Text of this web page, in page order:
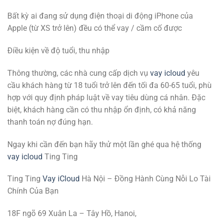
Bất kỳ ai đang sử dụng điện thoại di động iPhone của
Apple (từ XS trở lên) đều có thể vay / cầm cố được
Điều kiện về độ tuổi, thu nhập
Thông thường, các nhà cung cấp dịch vụ vay icloud yêu
cầu khách hàng từ 18 tuổi trở lên đến tối đa 60-65 tuổi, phù
hợp với quy định pháp luật về vay tiêu dùng cá nhân. Đặc
biệt, khách hàng cần có thu nhập ổn định, có khả năng
thanh toán nợ đúng hạn.
Ngay khi cần đến bạn hãy thử một lần ghé qua hệ thống
vay icloud Ting Ting
Ting Ting Vay iCloud Hà Nội – Đồng Hành Cùng Nỗi Lo Tài
Chính Của Bạn
18F ngõ 69 Xuân La – Tây Hồ, Hanoi,